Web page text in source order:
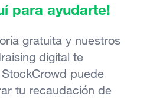
para ayudarte!
gratuita y nuestros
digital te
puede
tu recaudación de